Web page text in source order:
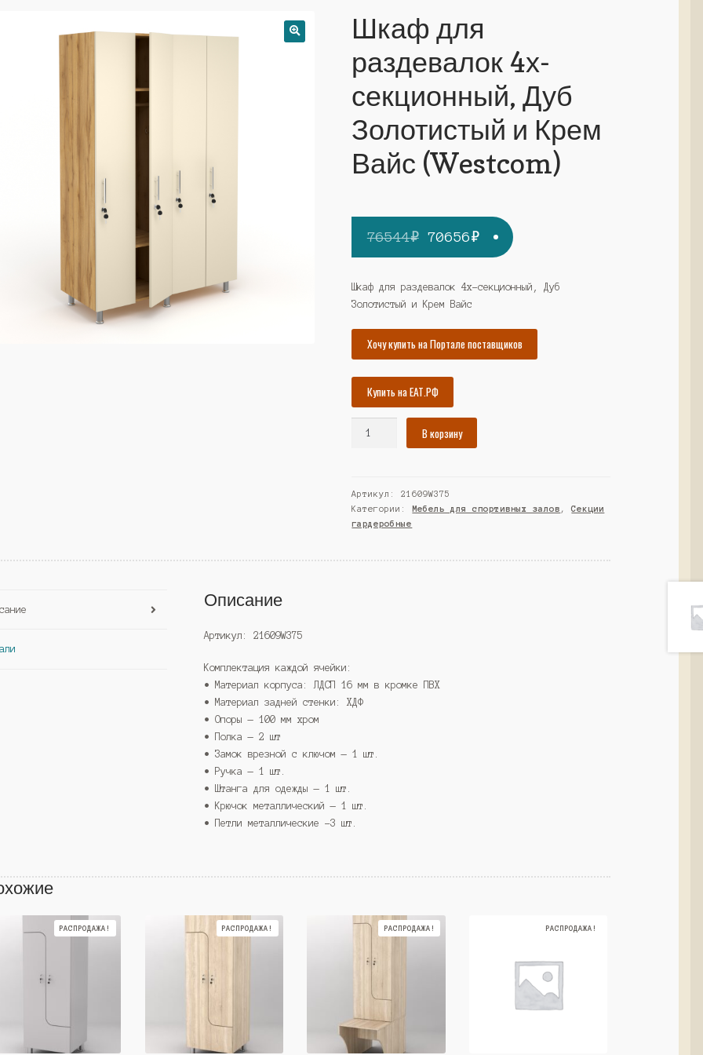
Шкаф для
раздевалок 4х-
секционный, Дуб
Золотистый и Крем
Вайс (Westcom)
76544₽ Первоначальная
цена
составляла
76544₽.
70656₽Текущая
цена:
70656₽.
Шкаф для раздевалок 4х-секционный, Дуб
Золотистый и Крем Вайс
Хочу купить на Портале поставщиков
Купить на ЕАТ.РФ
раздевалок
4х-
секционный,
Золотистый
В корзину
Артикул:21609W375
Категории:Мебель для спортивных залов ,Секции
гардеробные
Описание
Артикул: 21609W375
Комплектация каждой ячейки:
• Материал корпуса: ЛДСП 16 мм в кромке ПВХ
• Материал задней стенки: ХДФ
• Опоры — 100 мм хром
• Полка — 2 шт
• Замок врезной с ключом — 1 шт.
• Ручка — 1 шт.
• Штанга для одежды — 1 шт.
• Крючок металлический — 1 шт.
• Петли металлические -3 шт.
РАСПРОДАЖА! РАСПРОДАЖА! РАСПРОДАЖА! РАСПРОДАЖА!